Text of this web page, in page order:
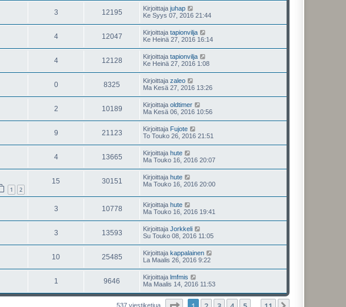
3 12195 Kirjoittaja juhap
Ke Syys 07, 2016 21:44
4 12047 Kirjoittaja tapionvilja
Ke Heinä 27, 2016 16:14
4 12128 Kirjoittaja tapionvilja
Ke Heinä 27, 2016 1:08
0 8325 Kirjoittaja zaleo
Ma Kesä 27, 2016 13:26
2 10189 Kirjoittaja oldtimer
Ma Kesä 06, 2016 10:56
9 21123 Kirjoittaja Fujote
To Touko 26, 2016 21:51
4 13665 Kirjoittaja hute
Ma Touko 16, 2016 20:07
1 2
15 30151 Kirjoittaja hute
Ma Touko 16, 2016 20:00
3 10778 Kirjoittaja hute
Ma Touko 16, 2016 19:41
3 13593 Kirjoittaja Jorkkeli
Su Touko 08, 2016 11:05
10 25485 Kirjoittaja kappalainen
La Maalis 26, 2016 9:22
1 9646 Kirjoittaja lmfmis
Ma Maalis 14, 2016 11:53
537 viestiketjua